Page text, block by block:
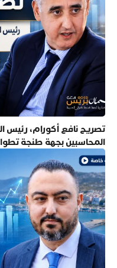
تصريح نافع أكورام، رئيس
المحاسبين بجهة طنجة